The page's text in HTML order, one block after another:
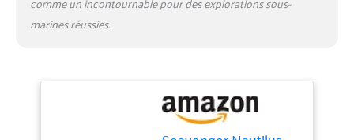
marines réussies.